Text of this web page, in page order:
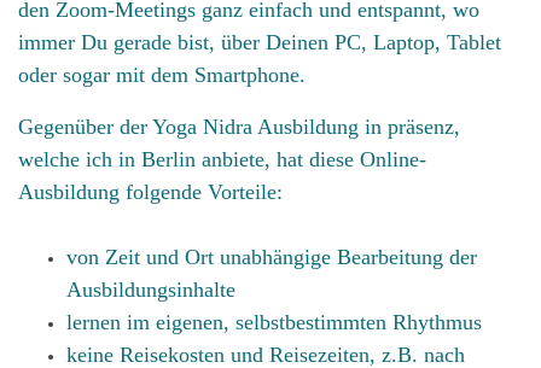
den Zoom-Meetings ganz einfach und entspannt, wo
immer Du gerade bist, über Deinen PC, Laptop, Tablet
oder sogar mit dem Smartphone.
Gegenüber der Yoga Nidra Ausbildung in präsenz,
welche ich in Berlin anbiete, hat diese Online-
Ausbildung folgende Vorteile:
von Zeit und Ort unabhängige Bearbeitung der
Ausbildungsinhalte
lernen im eigenen, selbstbestimmten Rhythmus
keine Reisekosten und Reisezeiten, z.B. nach